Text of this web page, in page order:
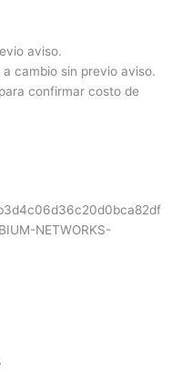
aviso.
cambio sin previo aviso.
confirmar costo de
NETWORKS-